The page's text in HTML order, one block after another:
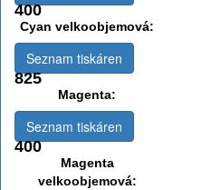
400
Cyan velkoobjemová:
825
Seznam tiskáren
Magenta:
400
Seznam tiskáren
Magenta
velkoobjemová: